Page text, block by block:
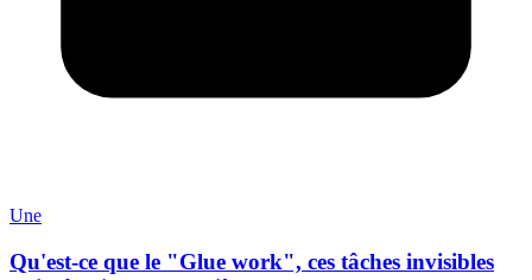
Une
Qu'est-ce que le "Glue work", ces tâches invisibles